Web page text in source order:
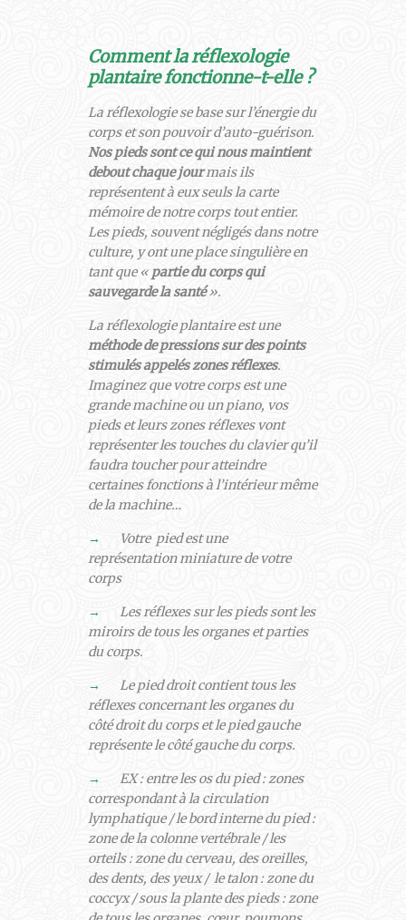
Comment la réflexologie
plantaire fonctionne-t-elle ?
La réflexologie se base sur l’énergie du
corps et son pouvoir d’auto-guérison.
Nos pieds sont ce qui nous maintient
debout chaque jourmais ils
représentent à eux seuls la carte
mémoire de notre corps tout entier.
Les pieds, souvent négligés dans notre
culture, y ont une place singulière en
tant que « partie du corps qui
sauvegarde la santé».
La réflexologie plantaire est une
méthode de pressions sur des points
stimulés appelés zones réflexes.
Imaginez que votre corps est une
grande machine ou un piano, vos
pieds et leurs zones réflexes vont
représenter les touches du clavier qu’il
faudra toucher pour atteindre
certaines fonctions à l’intérieur même
de la machine…
→
Votre pied est une
représentation miniature de votre
corps
→
Les réflexes sur les pieds sont les
miroirs de tous les organes et parties
du corps.
→
Le pied droit contient tous les
réflexes concernant les organes du
côté droit du corps et le pied gauche
représente le côté gauche du corps.
→
EX : entre les os du pied : zones
correspondant à la circulation
lymphatique / le bord interne du pied :
zone de la colonne vertébrale / les
orteils : zone du cerveau, des oreilles,
des dents, des yeux / le talon : zone du
coccyx / sous la plante des pieds : zone